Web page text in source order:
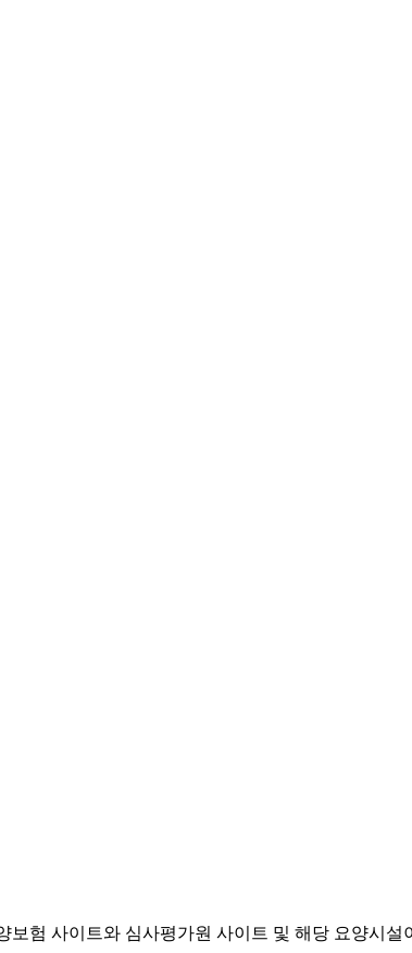
험 사이트와 심사평가원 사이트 및 해당 요양시